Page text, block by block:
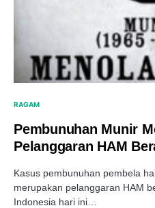
RAGAM
Pembunuhan Munir
Pelanggaran HAM
Kasus pembunuhan pembela
merupakan pelanggaran HAM
Indonesia hari ini…